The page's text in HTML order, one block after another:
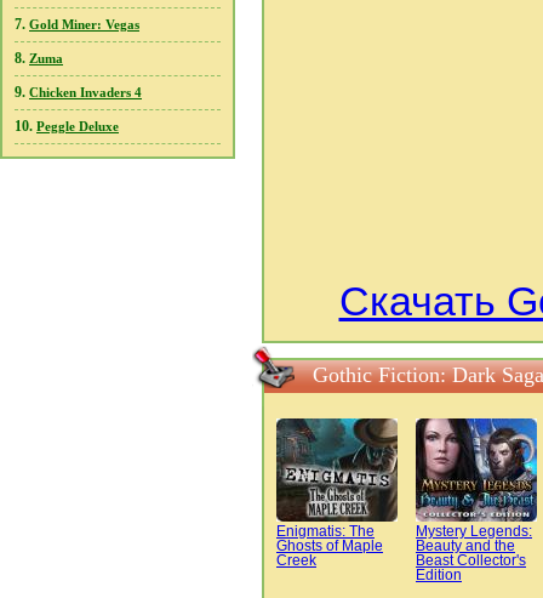
7. Gold Miner: Vegas
8. Zuma
9. Chicken Invaders 4
10. Peggle Deluxe
Скачать
Gothic Fiction: Dark
Enigmatis: The
Ghosts of Maple
Creek
Mystery Legends:
Beauty and the
Beast Collector's
Edition